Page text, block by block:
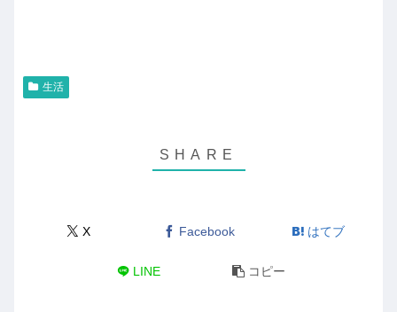
生活
X Facebook はてブ
LINE コピー